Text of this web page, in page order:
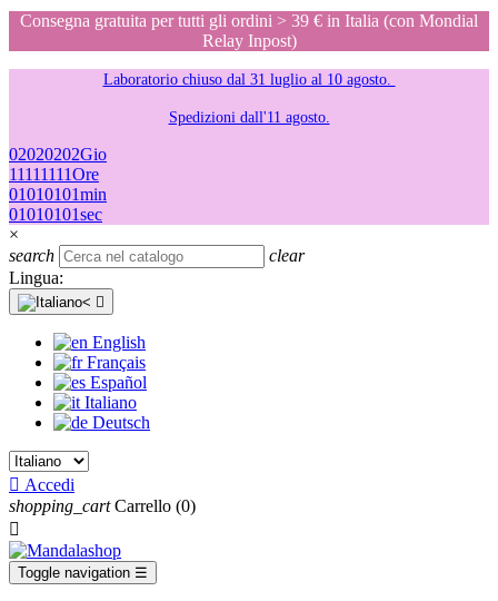
Consegna gratuita per tutti gli ordini > 39 € in Italia (con Mondial
Relay Inpost)
Laboratorio chiuso dal 31 luglio al 10 agosto.
Spedizioni dall'11 agosto.
02020202Gio
11111111Ore
01010101min
01010101sec
×
search
clear
Lingua:

English
Français
Español
Italiano
Deutsch
 Accedi
shopping_cart Carrello (0)

Toggle navigation ☰